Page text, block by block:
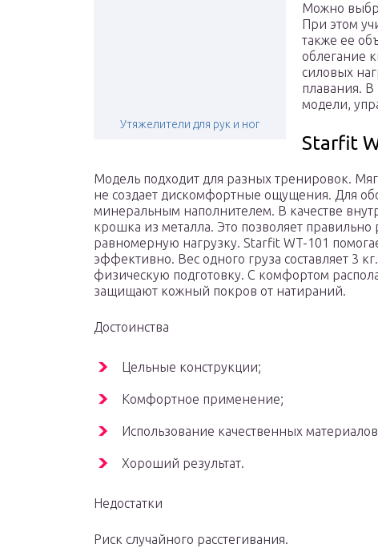
Утяжелители для рук и ног
Можно
При этом
также ее
облегание
силовых
плавания.
модели,
Starfit
Модель подходит для разных тренировок.
не создает дискомфортные ощущения. Для
минеральным наполнителем. В качестве
крошка из металла. Это позволяет правильно
равномерную нагрузку. Starfit WT-101
эффективно. Вес одного груза составляет 3
физическую подготовку. С комфортом
защищают кожный покров от натираний.
Достоинства
Цельные конструкции;
Комфортное применение;
Использование качественных
Хороший результат.
Недостатки
Риск случайного расстегивания.